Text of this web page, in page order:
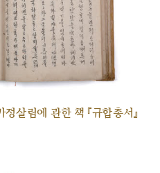
살림에 관한 책 『규합총서』